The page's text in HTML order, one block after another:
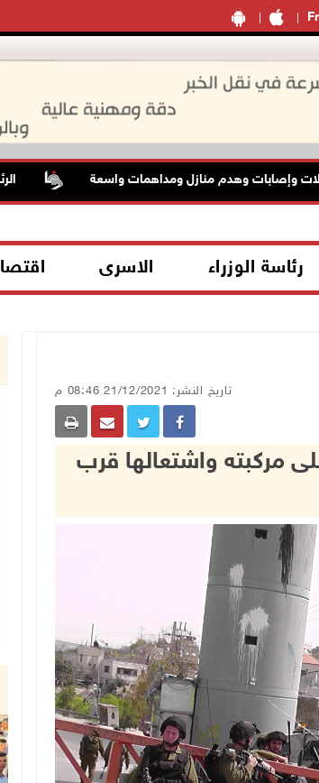
وهدم منازل ومداهمات واسعة الرئاسة
رئاسة الوزراء الاسرى
تاريخ النشر: 21/12/2021 08:46 م
مركبته واشتعالها قرب